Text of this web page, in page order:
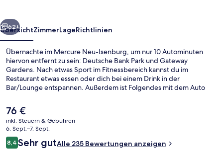
Weiter
62+
ÜbersichtZimmerLageRichtlinien
Übernachte im Mercure Neu-Isenburg, um nur 10 Autominuten
hiervon entfernt zu sein: Deutsche Bank Park und Gateway
Gardens. Nach etwas Sport im Fitnessbereich kannst du im
Restaurant etwas essen oder dich bei einem Drink in der
Bar/Lounge entspannen. Außerdem ist Folgendes mit dem Auto
Der
aktuelle
Preis
beträgt
76 €.
76 €
inkl. Steuern & Gebühren
6. Sept.–7. Sept.
Bewertungen
8,48,4 von 10.
Sehr gutAlle 235 Bewertungen anzeigen